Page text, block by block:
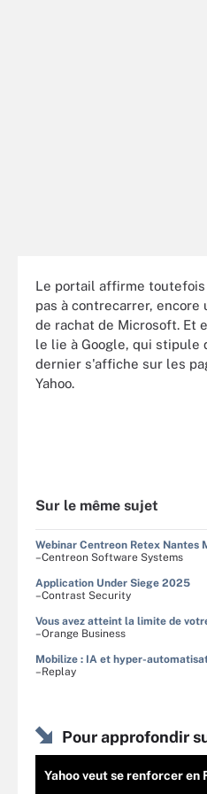
Le portail affirme
pas à contrecarrer,
de rachat de Microsoft. Et
le lie à Google, qui stipule
dernier s'affiche sur les
Yahoo.
Sur le même sujet
Webinar Centreon Retex Nantes
–Centreon Software Systems
Application Under Siege 2025
–Contrast Security
Vous avez atteint la limite de
–Orange Business
Mobilize : IA et hyper-
–Replay
Pour approfondir
Yahoo veut se renforcer en